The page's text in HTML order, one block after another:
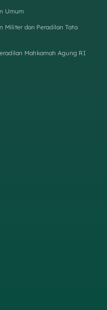
Umum
Militer dan Peradilan Tata
Mahkamah Agung RI